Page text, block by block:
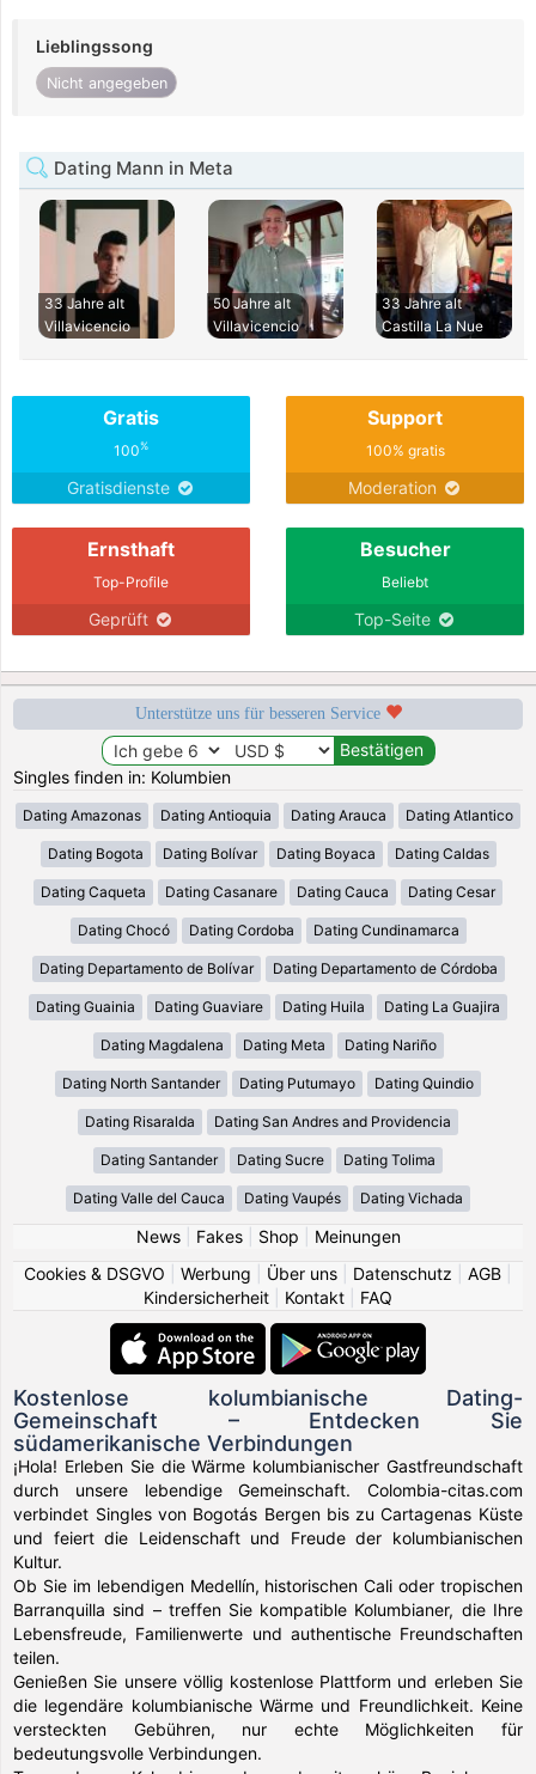
Lieblingssong
Nicht angegeben
Dating Mann in Meta
33 Jahre alt
Villavicencio
50 Jahre alt
Villavicencio
33 Jahre alt
Castilla La Nue
Gratis
100%
Gratisdienste
Support
100% gratis
Moderation
Ernsthaft
Top-Profile
Geprüft
Besucher
Beliebt
Top-Seite
Unterstütze uns für besseren Service
Singles finden in: Kolumbien
Dating Amazonas Dating Antioquia Dating Arauca Dating Atlantico
Dating Bogota Dating Bolívar Dating Boyaca Dating Caldas
Dating Caqueta Dating Casanare Dating Cauca Dating Cesar
Dating Chocó Dating Cordoba Dating Cundinamarca
Dating Departamento de Bolívar Dating Departamento de Córdoba
Dating Guainia Dating Guaviare Dating Huila Dating La Guajira
Dating Magdalena Dating Meta Dating Nariño
Dating North Santander Dating Putumayo Dating Quindio
Dating Risaralda Dating San Andres and Providencia
Dating Santander Dating Sucre Dating Tolima
Dating Valle del Cauca Dating Vaupés Dating Vichada
News| Fakes| Shop
Meinungen
Cookies & DSGVO
Werbung Über uns Datenschutz AGB
Kindersicherheit
Kontakt FAQ
Kostenlose kolumbianische Dating-
Gemeinschaft – Entdecken Sie
südamerikanische Verbindungen
¡Hola! Erleben Sie die Wärme kolumbianischer Gastfreundschaft
durch unsere lebendige Gemeinschaft. Colombia-citas.com
verbindet Singles von Bogotás Bergen bis zu Cartagenas Küste
und feiert die Leidenschaft und Freude der kolumbianischen
Kultur.
Ob Sie im lebendigen Medellín, historischen Cali oder tropischen
Barranquilla sind – treffen Sie kompatible Kolumbianer, die Ihre
Lebensfreude, Familienwerte und authentische Freundschaften
teilen.
Genießen Sie unsere völlig kostenlose Plattform und erleben Sie
die legendäre kolumbianische Wärme und Freundlichkeit. Keine
versteckten Gebühren, nur echte Möglichkeiten für
bedeutungsvolle Verbindungen.